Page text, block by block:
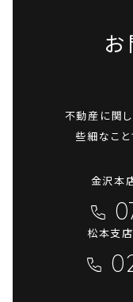
不動産に関し
些細なこと
金沢本
松本支店